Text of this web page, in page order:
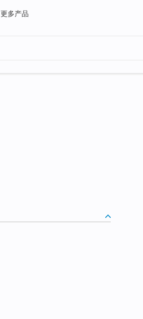
更多产品